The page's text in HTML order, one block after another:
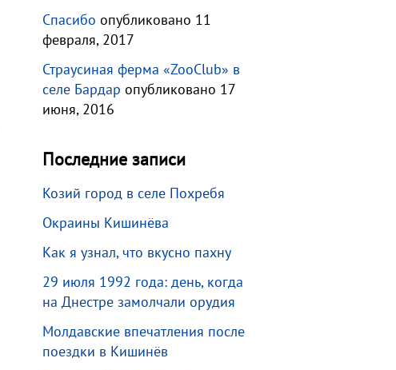
Спасибо опубликовано 11
февраля, 2017
Страусиная ферма «ZooClub» в
селе Бардар опубликовано 17
июня, 2016
Последние записи
Козий город в селе Похребя
Окраины Кишинёва
Как я узнал, что вкусно пахну
29 июля 1992 года: день, когда
на Днестре замолчали орудия
Молдавские впечатления после
поездки в Кишинёв